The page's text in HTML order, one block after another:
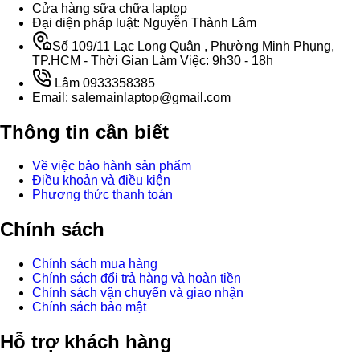
Cửa hàng sữa chữa laptop
Đại diện pháp luật: Nguyễn Thành Lâm
Số 109/11 Lạc Long Quân , Phường Minh Phụng,
TP.HCM - Thời Gian Làm Việc: 9h30 - 18h
Lâm 0933358385
Email: salemainlaptop@gmail.com
Thông tin cần biết
Về việc bảo hành sản phẩm
Điều khoản và điều kiện
Phương thức thanh toán
Chính sách
Chính sách mua hàng
Chính sách đổi trả hàng và hoàn tiền
Chính sách vận chuyển và giao nhận
Chính sách bảo mật
Hỗ trợ khách hàng